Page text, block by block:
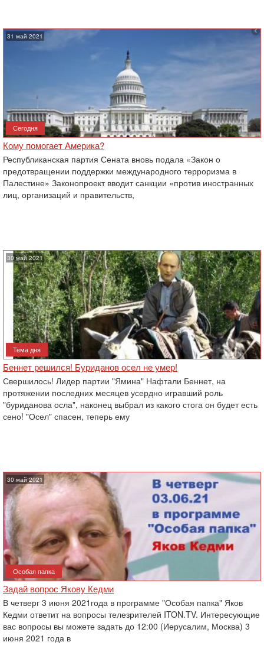
31 май 2021
Сегодня
Кому помогает Америка?
Республиканская партия Сената вновь подала «Закон о
предотвращении поддержки международного терроризма в
Палестине» Законопроект вводит санкции «против иностранных
лиц, организаций и правительств,
30 май 2021
Тема дня
Беннет решился! Буриданов осел не умер!
Свершилось! Лидер партии "Ямина" Нафтали Беннет, на
протяжении последних месяцев усердно игравший роль
"буриданова осла", наконец выбрал из какого стога он будет есть
сено! "Осел" спасен, теперь ему
30 май 2021
Особая папка
Задай вопрос Якову Кедми
В четверг 3 июня 2021года в программе "Особая папка" Яков
Кедми ответит на вопросы телезрителей ITON.TV. Интересующие
вас вопросы вы можете задать до 12:00 (Иерусалим, Москва) 3
июня 2021 года в